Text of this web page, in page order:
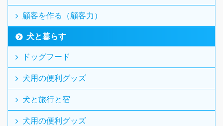
顧客を作る（顧客力）
犬と暮らす
ドッグフード
犬用の便利グッズ
犬と旅行と宿
犬用の便利グッズ